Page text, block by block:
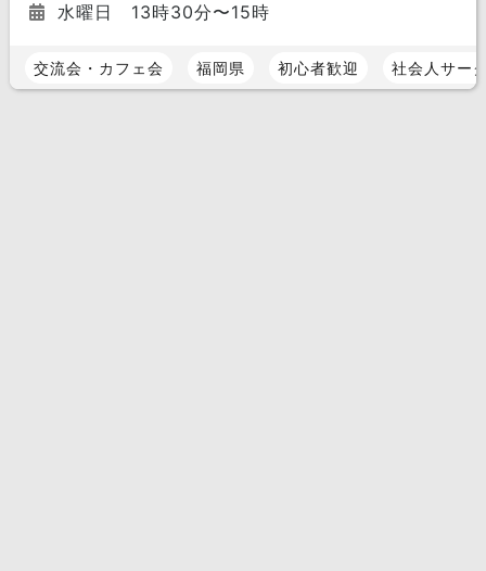
水曜日 13時30分〜15時
交流会・カフェ会 福岡県 初心者歓迎 社会人サー